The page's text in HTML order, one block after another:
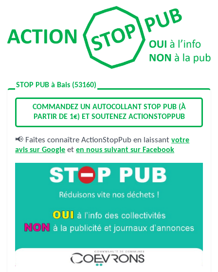
STOP PUB à Bais (53160)
COMMANDEZ UN AUTOCOLLANT STOP PUB (À
PARTIR DE 1€) ET SOUTENEZ ACTIONSTOPPUB
📢 Faîtes connaître ActionStopPub en laissantvotre
avis sur Google eten nous suivant sur Facebook